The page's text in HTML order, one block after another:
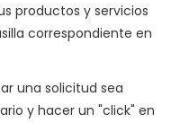
productos y servicios
correspondiente en
una solicitud sea
y hacer un "click" en